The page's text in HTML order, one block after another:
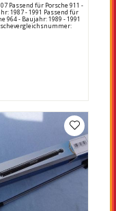
Passend für Porsche 911 -
1987 - 1991 Passend für
964 - Baujahr: 1989 - 1991